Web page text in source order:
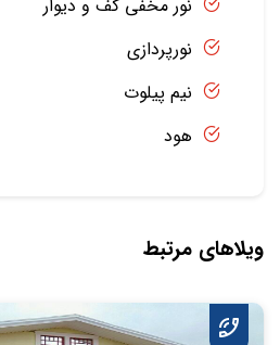
نور مخفی کف و دیوار
نورپردازی
نیم پیلوت
هود
ویلاهای مرتبط